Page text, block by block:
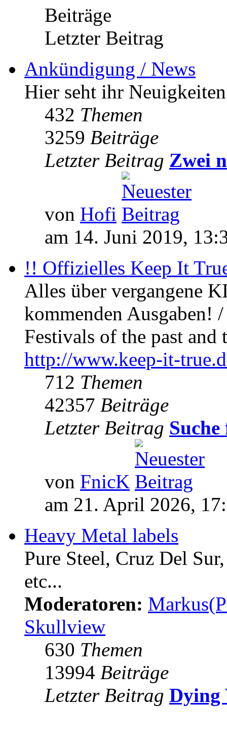
Beiträge
Letzter Beitrag
Ankündigung / News
Hier seht ihr
432 Themen
3259 Beiträge
Letzter Beitrag Zwei
von Hofi
am 14. Juni 2019,
!! Offizielles Keep It
Alles über vergangene
kommenden Ausgaben!
Festivals of the past
http://www.keep-it-
712 Themen
42357 Beiträge
Letzter Beitrag
von FnicK
am 21. April 2026,
Heavy Metal labels
Pure Steel, Cruz Del
etc...
Moderatoren:
Skullview
630 Themen
13994 Beiträge
Letzter Beitrag Dying